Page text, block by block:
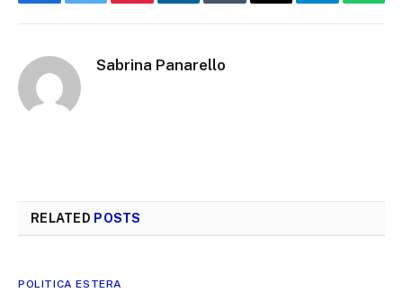
Sabrina Panarello
RELATED POSTS
POLITICA ESTERA